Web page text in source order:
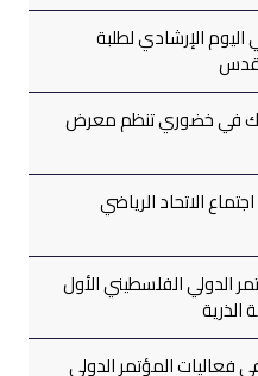
الإرشادي لطلبة
في خضوري تنظم معرض
الاتحاد الرياضي
الدولي الفلسطيني الأول
الذرية
المؤتمر الدولي